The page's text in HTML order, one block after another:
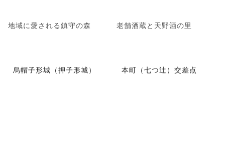
地域に愛される鎮守の森 老舗酒蔵と天野酒の里
烏帽子形城（押子形城） 本町（七つ辻）交差点